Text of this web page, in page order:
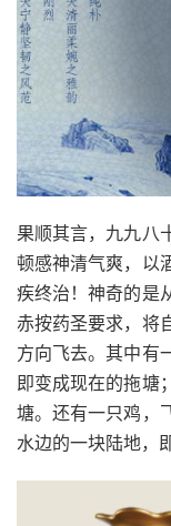
果顺其言，九九八
顿感神清气爽，以
疾终治！神奇的是
赤按药圣要求，将
方向飞去。其中有
即变成现在的拖塘
塘。还有一只鸡，
水边的一块陆地，